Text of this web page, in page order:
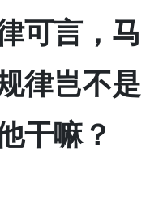
可言，马
律岂不是
干嘛？